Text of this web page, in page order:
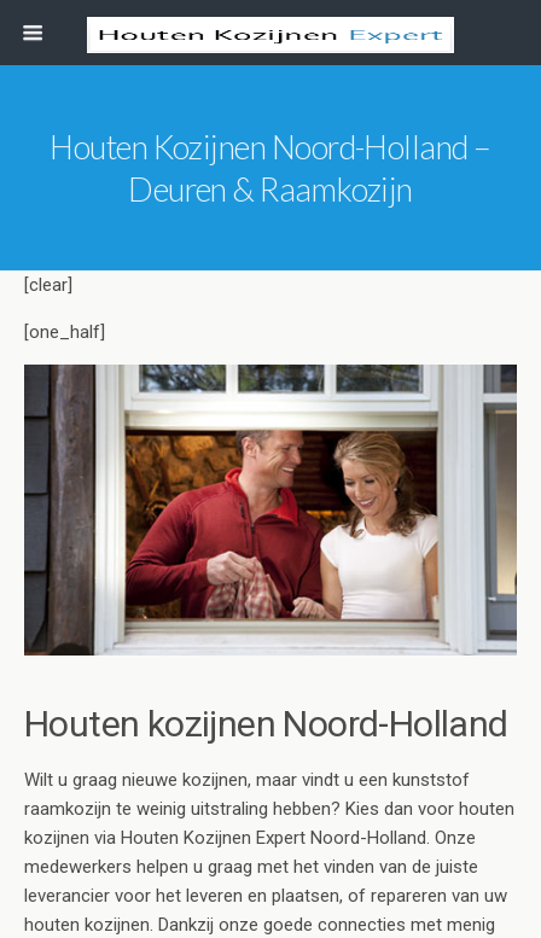
Houten Kozijnen Noord-Holland –
Deuren & Raamkozijn
[clear]
[one_half]
Houten kozijnen Noord-Holland
Wilt u graag nieuwe kozijnen, maar vindt u een kunststof
raamkozijn te weinig uitstraling hebben? Kies dan voor houten
kozijnen via Houten Kozijnen Expert Noord-Holland. Onze
medewerkers helpen u graag met het vinden van de juiste
leverancier voor het leveren en plaatsen, of repareren van uw
houten kozijnen. Dankzij onze goede connecties met menig